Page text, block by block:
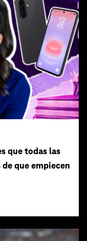
que todas las
que empiecen